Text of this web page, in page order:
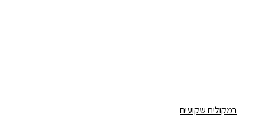
רמקולים שקועים